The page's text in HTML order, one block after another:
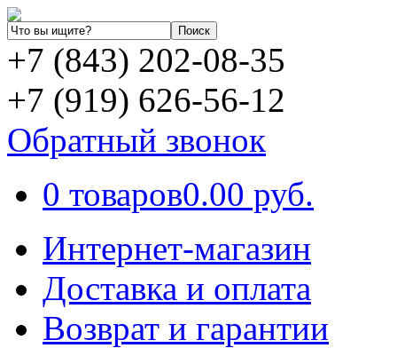
+7 (843) 202-08-35
+7 (919) 626-56-12
Обратный звонок
0 товаров0.00 руб.
Интернет-магазин
Доставка и оплата
Возврат и гарантии